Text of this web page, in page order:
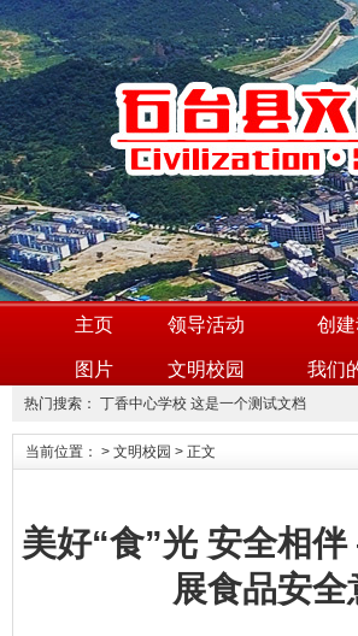
主页 领导活动 创
图片 文明校园 我们
热门搜索： 丁香中心学校 这是一个测试文档
当前位置： > 文明校园 > 正文
美好“食”光 安全相
展食品安